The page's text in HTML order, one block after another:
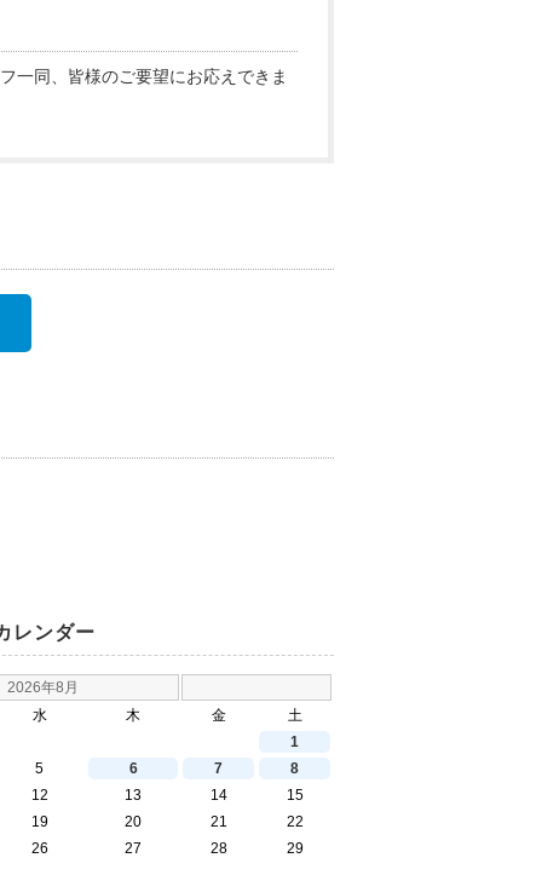
一同、皆様のご要望にお応えできま
レンダー
2026年8月
水 木 金
土
1
5 6 7
8
12 13 14
15
19 20 21
22
26 27 28
29